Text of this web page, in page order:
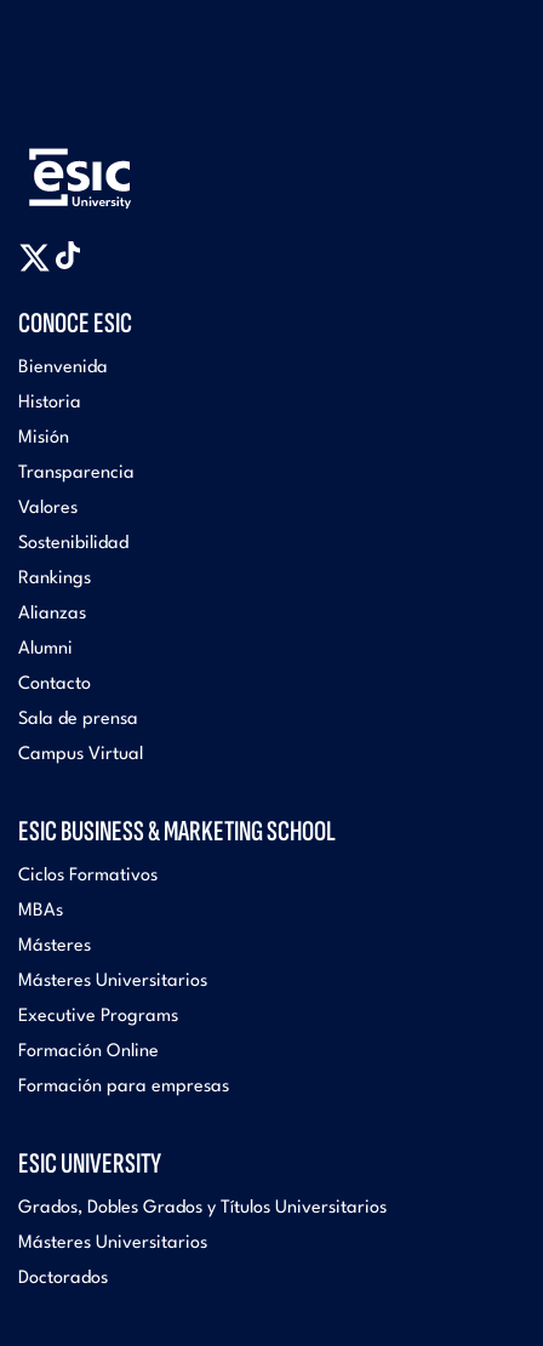
CONOCE ESIC
Bienvenida
Historia
Misión
Transparencia
Valores
Sostenibilidad
Rankings
Alianzas
Alumni
Contacto
Sala de prensa
Campus Virtual
ESIC BUSINESS & MARKETING SCHOOL
Ciclos Formativos
MBAs
Másteres
Másteres Universitarios
Executive Programs
Formación Online
Formación para empresas
ESIC UNIVERSITY
Grados, Dobles Grados y Títulos Universitarios
Másteres Universitarios
Doctorados